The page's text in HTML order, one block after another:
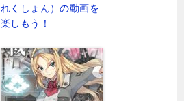
れくしょん）の動画を
楽しもう！